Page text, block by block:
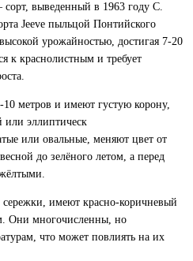
выведенный в 1963 году С.
Jeeve пыльцой Понтийского
урожайностью, достигая 7-20
к краснолистным и требует
10 метров и имеют густую корону,
или эллиптическ
или овальные, меняют цвет от
до зелёного летом, а перед
жёлтыми.
имеют красно-коричневый
Они многочисленны, но
что может повлиять на их